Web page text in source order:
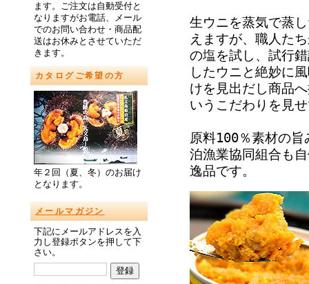
ます。ご注文は自動受付と
なりますがお電話、メール
でのお問い合わせ・商品配
送はお休みとさせていただ
きます。
カタログご希望の方
年２回（夏、冬）のお届け
となります。
メールマガジン
下記にメールアドレスを入
力し登録ボタンを押して下
さい。
生ウニを蒸気で蒸
えますが、職人た
の塩を試し、試行
したウニと絶妙に
けを見出だし商品
いうこだわりを見
原料100％素材の
泊漁業協同組合も
逸品です。